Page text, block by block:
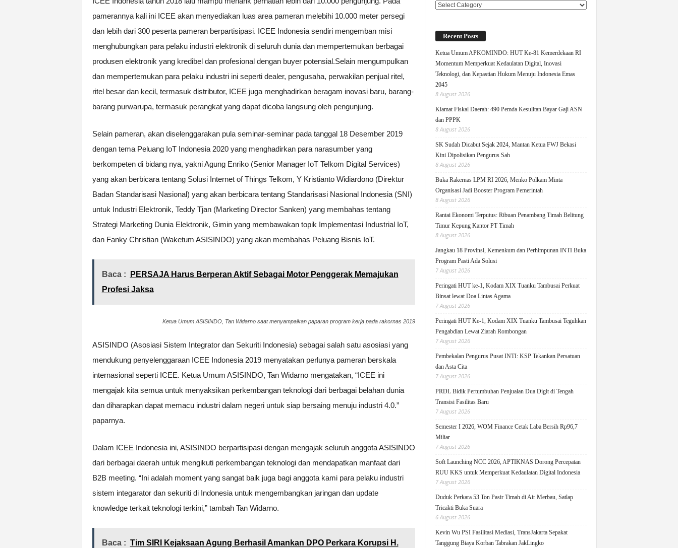
pamerannya kali ini ICEE akan menyediakan luas area pameran melebihi 10.000 meter persegi
dan lebih dari 300 peserta pameran berpartisipasi. ICEE Indonesia sendiri mengemban misi
menghubungkan para pelaku industri elektronik di seluruh dunia dan mempertemukan berbagai
produsen elektronik yang kredibel dan profesional dengan buyer potensial.Selain mengumpulkan
dan mempertemukan para pelaku industri ini seperti dealer, pengusaha, perwakilan penjual ritel,
ritel besar dan kecil, termasuk distributor, ICEE juga menghadirkan beragam inovasi baru, barang-
barang purwarupa, termasuk perangkat yang dapat dicoba langsung oleh pengunjung.
Selain pameran, akan diselenggarakan pula seminar-seminar pada tanggal 18 Desember 2019
dengan tema Peluang IoT Indonesia 2020 yang menghadirkan para narasumber yang
berkompeten di bidang nya, yakni Agung Enriko (Senior Manager IoT Telkom Digital Services)
yang akan berbicara tentang Solusi Internet of Things Telkom, Y Kristianto Widiardono (Direktur
Badan Standarisasi Nasional) yang akan berbicara tentang Standarisasi Nasional Indonesia (SNI)
untuk Industri Elektronik, Teddy Tjan (Marketing Director Sanken) yang membahas tentang
Strategi Marketing Dunia Elektronik, Gimin yang membawakan topik Implementasi Industrial IoT,
dan Fanky Christian (Waketum ASISINDO) yang akan membahas Peluang Bisnis IoT.
Baca :
PERSAJA Harus Berperan Aktif Sebagai Motor Penggerak Memajukan
Profesi Jaksa
Ketua Umum ASISINDO, Tan Widarno saat menyampaikan paparan program kerja pada rakornas 2019
ASISINDO (Asosiasi Sistem Integrator dan Sekuriti Indonesia) sebagai salah satu asosiasi yang
mendukung penyelenggaraan ICEE Indonesia 2019 menyatakan perlunya pameran berskala
internasional seperti ICEE. Ketua Umum ASISINDO, Tan Widarno mengatakan, “ICEE ini
mengajak kita semua untuk menyaksikan perkembangan teknologi dari berbagai belahan dunia
dan diharapkan dapat memacu industri dalam negeri untuk siap bersaing menuju industri 4.0.”
paparnya.
Dalam ICEE Indonesia ini, ASISINDO berpartisipasi dengan mengajak seluruh anggota ASISINDO
dari berbagai daerah untuk mengikuti perkembangan teknologi dan mendapatkan manfaat dari
B2B meeting. “Ini adalah moment yang sangat baik juga bagi anggota kami para pelaku industri
sistem integarator dan sekuriti di Indonesia untuk mengembangkan jaringan dan update
knowledge terkait teknologi terkini,” tambah Tan Widarno.
Baca : Tim SIRI Kejaksaan Agung Berhasil Amankan DPO Perkara Korupsi H.
Categories
Recent Posts
Ketua Umum APKOMINDO: HUT Ke-81 Kemerdekaan RI
Momentum Memperkuat Kedaulatan Digital, Inovasi
Teknologi, dan Kepastian Hukum Menuju Indonesia Emas
2045
8 August 2026
Kiamat Fiskal Daerah: 490 Pemda Kesulitan Bayar Gaji ASN
dan PPPK
8 August 2026
SK Sudah Dicabut Sejak 2024, Mantan Ketua FWJ Bekasi
Kini Dipolisikan Pengurus Sah
8 August 2026
Buka Rakernas LPM RI 2026, Menko Polkam Minta
Organisasi Jadi Booster Program Pemerintah
8 August 2026
Rantai Ekonomi Terputus: Ribuan Penambang Timah Belitung
Timur Kepung Kantor PT Timah
8 August 2026
Jangkau 18 Provinsi, Kemenkum dan Perhimpunan INTI Buka
Program Pasti Ada Solusi
7 August 2026
Peringati HUT ke-1, Kodam XIX Tuanku Tambusai Perkuat
Binsat lewat Doa Lintas Agama
7 August 2026
Peringati HUT Ke-1, Kodam XIX Tuanku Tambusai Teguhkan
Pengabdian Lewat Ziarah Rombongan
7 August 2026
Pembekalan Pengurus Pusat INTI: KSP Tekankan Persatuan
dan Asta Cita
7 August 2026
PRDL Bidik Pertumbuhan Penjualan Dua Digit di Tengah
Transisi Fasilitas Baru
7 August 2026
Semester I 2026, WOM Finance Cetak Laba Bersih Rp96,7
Miliar
7 August 2026
Soft Launching NCC 2026, APTIKNAS Dorong Percepatan
RUU KKS untuk Memperkuat Kedaulatan Digital Indonesia
7 August 2026
Duduk Perkara 53 Ton Pasir Timah di Air Merbau, Satlap
Tricakti Buka Suara
6 August 2026
Kevin Wu PSI Fasilitasi Mediasi, TransJakarta Sepakat
Tanggung Biaya Korban Tabrakan JakLingko